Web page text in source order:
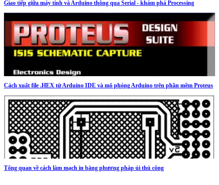
Giao tiếp giữa máy tính và Arduino thông qua Serial - khám phá Processing
Cách xuất file .HEX từ Arduino IDE và mô phỏng Arduino trên phần mềm Proteus
Tổng quan về cách làm mạch in bằng phương pháp ủi thủ công